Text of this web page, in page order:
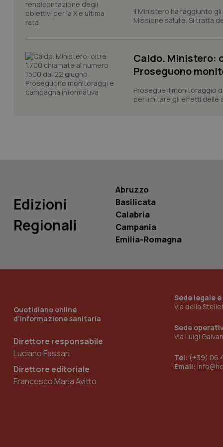
Il Ministero ha raggiunto
Missione salute. Si tratta
Caldo. Ministero:
Proseguono
Prosegue il monitoraggio
per limitare gli effetti delle
Edizioni
Regionali
Abruzzo
Basilicata
Calabria
Campania
Emilia-Romagna
Quotidiano online
d'informazione sanitaria
Direttore responsabile
Luciano Fassari
Direttore editoriale
Francesco Maria Avitto
Sede legale
Via della
Sede
Via Luigi
Tel: (+39) 06
Email:
tracking-sites-
tracking-enable
tracking-sites-
session-id
Nome
Nome
__Secure-YNID